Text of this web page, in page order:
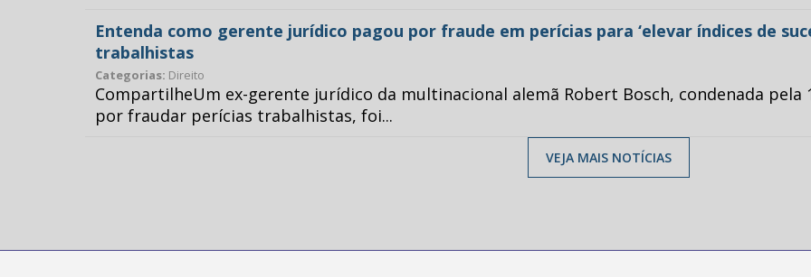
Entenda como gerente jurídico pagou por fraude em perícias para ‘elevar índices de
trabalhistas
Categorias: Direito
CompartilheUm ex-gerente jurídico da multinacional alemã Robert Bosch, condenada pela
por fraudar perícias trabalhistas, foi...
VEJA MAIS NOTÍCIAS